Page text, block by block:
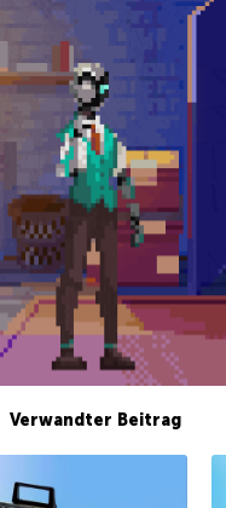
Verwandter Beitrag